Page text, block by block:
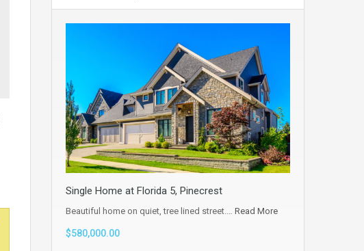
Single Home at Florida 5, Pinecrest
Beautiful home on quiet, tree lined street.… Read More
$580,000.00